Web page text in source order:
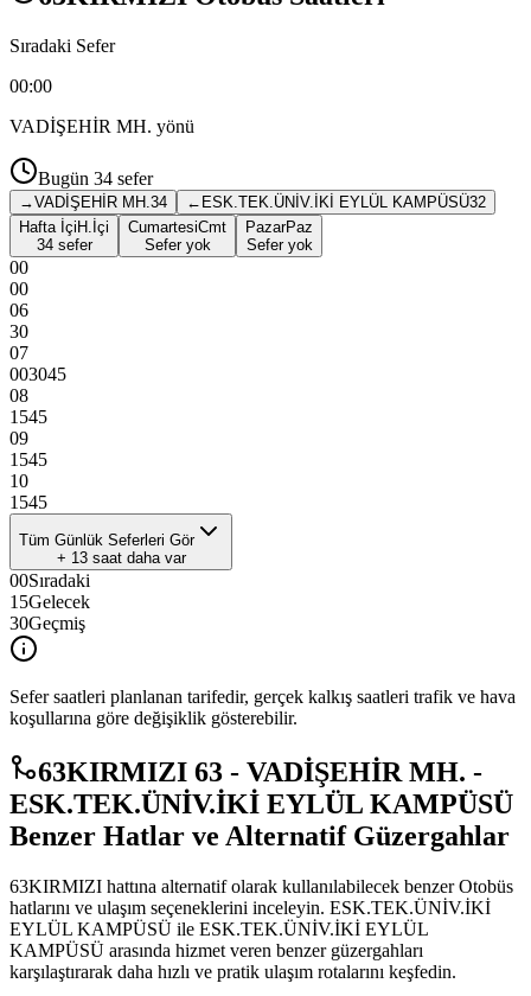
Sıradaki Sefer
00:00
VADİŞEHİR MH. yönü
Bugün 34 sefer
→VADİŞEHİR MH.34 ← ESK.TEK.ÜNİV.İKİ EYLÜL KAMPÜSÜ32
Hafta İçi H.İçi
34 sefer
CumartesiCmt
Sefer yok
PazarPaz
Sefer yok
00
00
06
30
07
003045
08
1545
09
1545
10
1545
Tüm Günlük Seferleri Gör
+ 13saat daha var
00Sıradaki
15Gelecek
30Geçmiş
Sefer saatleri planlanan tarifedir, gerçek kalkış saatleri trafik ve hava
koşullarına göre değişiklik gösterebilir.
63KIRMIZI 63 - VADİŞEHİR MH. -
ESK.TEK.ÜNİV.İKİ EYLÜL KAMPÜSÜ
Benzer Hatlar ve Alternatif Güzergahlar
63KIRMIZI hattına alternatif olarak kullanılabilecek benzer Otobüs
hatlarını ve ulaşım seçeneklerini inceleyin. ESK.TEK.ÜNİV.İKİ
EYLÜL KAMPÜSÜ ile ESK.TEK.ÜNİV.İKİ EYLÜL
KAMPÜSÜ arasında hizmet veren benzer güzergahları
karşılaştırarak daha hızlı ve pratik ulaşım rotalarını keşfedin.